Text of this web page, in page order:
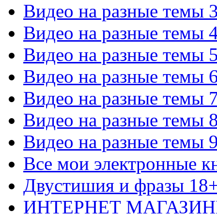
Видео на разные темы
Видео на разные темы
Видео на разные темы
Видео на разные темы
Видео на разные темы
Видео на разные темы
Видео на разные темы
Все мои электронные
Двустишия и фразы
ИНТЕРНЕТ